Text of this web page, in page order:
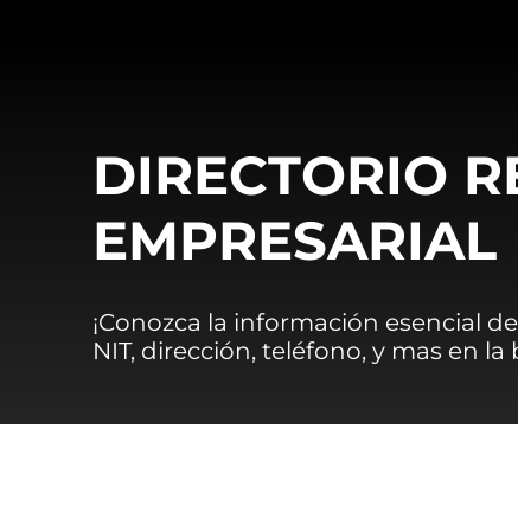
DIRECTORIO
EMPRESARIAL
¡Conozca la información esencial
NIT, dirección, teléfono, y mas en